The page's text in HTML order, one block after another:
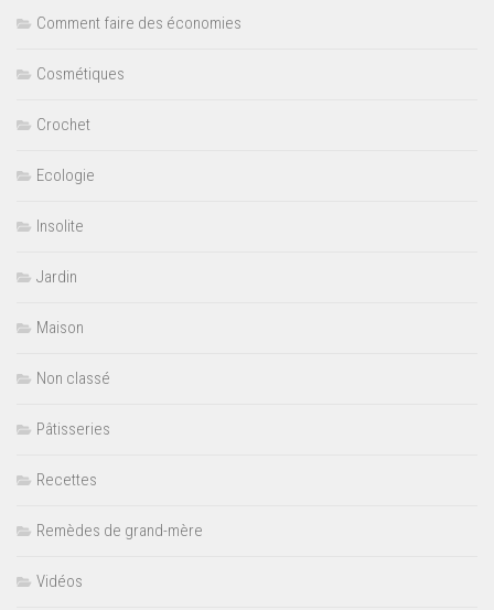
Comment faire des économies
Cosmétiques
Crochet
Ecologie
Insolite
Jardin
Maison
Non classé
Pâtisseries
Recettes
Remèdes de grand-mère
Vidéos